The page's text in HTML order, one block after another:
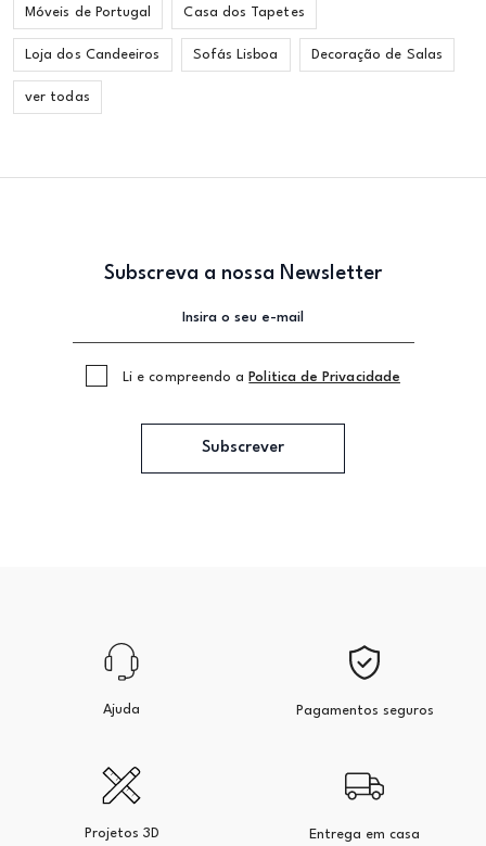
Móveis de Portugal Casa dos Tapetes
Loja dos Candeeiros Sofás Lisboa Decoração de Salas
ver todas
Subscreva a nossa Newsletter
Li e compreendo a Politica de Privacidade
Subscrever
Ajuda Pagamentos seguros
Projetos 3D Entrega em casa